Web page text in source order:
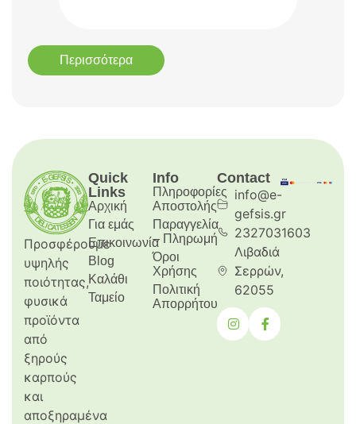
Περισσότερα
Προσφέρουμε
υψηλής
ποιότητας,
φυσικά
προϊόντα
από
ξηρούς
καρπούς
και
αποξηραμένα
Quick
Links
Αρχική
Για εμάς
Επικοινωνία
Blog
Καλάθι
Ταμείο
Info
Πληροφορίες
Aποστολής
Παραγγελία
– Πληρωμή
Όροι
Χρήσης
Πολιτική
Απορρήτου
Contact
info@e-
gefsis.gr
2327031603
Λιβαδιά
Σερρών,
62055